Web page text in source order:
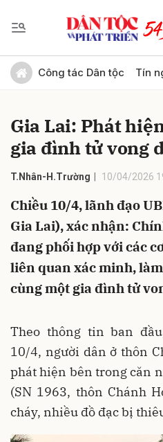
Công tác Dân tộc Tín
Gia Lai: Phát
gia đình tử vong
T.Nhân-H.Trường 10/04/2026
Chiều 10/4, lãnh đạo
Gia Lai), xác nhận:
đang phối hợp với các
liên quan xác minh,
cùng một gia đình tử
Theo thông tin ban
10/4, người dân ở thôn
phát hiện bên trong căn
(SN 1963, thôn Chánh
cháy, nhiều đồ đạc bị
Gửi bình luận